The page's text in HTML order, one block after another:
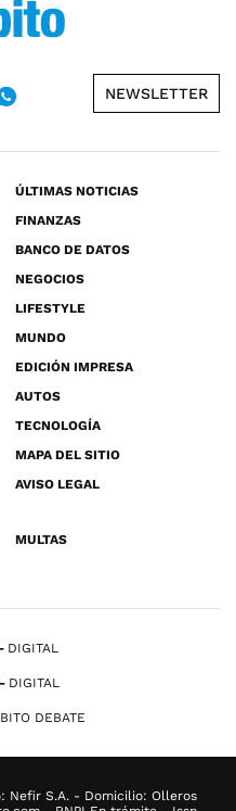
NEWSLETTER
ÚLTIMAS NOTICIAS
FINANZAS
BANCO DE DATOS
NEGOCIOS
LIFESTYLE
MUNDO
EDICIÓN IMPRESA
AUTOS
TECNOLOGÍA
MAPA DEL SITIO
AVISO LEGAL
MULTAS
DIGITAL
DIGITAL
DEBATE
Nefir S.A. - Domicilio: Olleros